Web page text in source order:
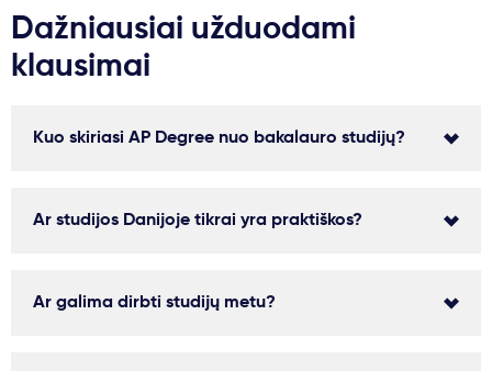
Dažniausiai užduodami
klausimai
Kuo skiriasi AP Degree nuo bakalauro studijų?
Ar studijos Danijoje tikrai yra praktiškos?
Ar galima dirbti studijų metu?